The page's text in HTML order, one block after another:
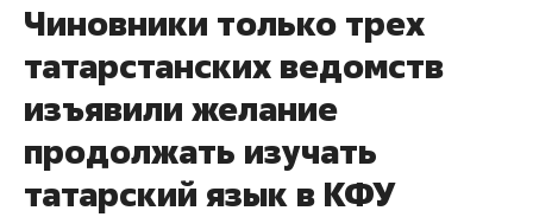
Чиновники только трех
татарстанских ведомств
изъявили желание
продолжать изучать
татарский язык в КФУ